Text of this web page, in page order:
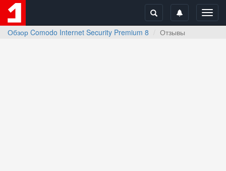
Обзор Comodo Internet Security Premium 8
Отзывы